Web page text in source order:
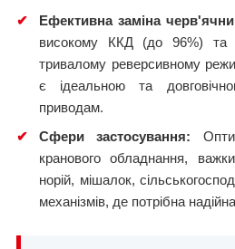
✔
Ефективна заміна
високому ККД (до 96%) та
тривалому реверсивному
є ідеальною та
приводам.
✔
Сфери застосування:
кранового обладнання,
норій, мішалок,
механізмів, де потрібна